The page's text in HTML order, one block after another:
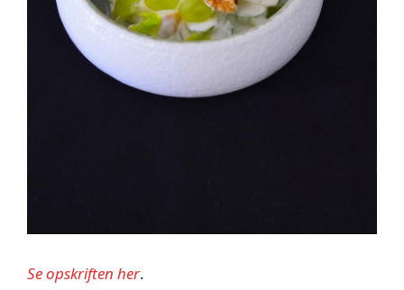
Se opskriften her.